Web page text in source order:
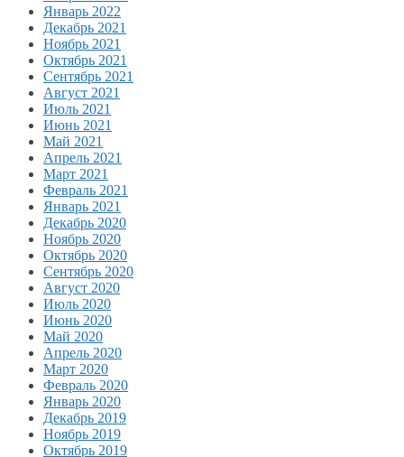
Январь 2022
Декабрь 2021
Ноябрь 2021
Октябрь 2021
Сентябрь 2021
Август 2021
Июль 2021
Июнь 2021
Май 2021
Апрель 2021
Март 2021
Февраль 2021
Январь 2021
Декабрь 2020
Ноябрь 2020
Октябрь 2020
Сентябрь 2020
Август 2020
Июль 2020
Июнь 2020
Май 2020
Апрель 2020
Март 2020
Февраль 2020
Январь 2020
Декабрь 2019
Ноябрь 2019
Октябрь 2019